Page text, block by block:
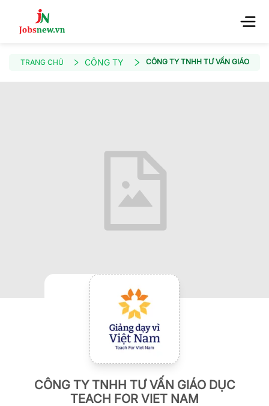
TRANG CHỦ CÔNG TY CÔNG TY TNHH TƯ VẤN GIÁO
CÔNG TY TNHH TƯ VẤN GIÁO DỤC
TEACH FOR VIET NAM